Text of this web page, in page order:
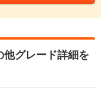
他グレード詳細を